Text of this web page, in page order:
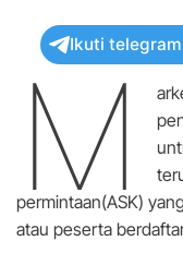
Ikuti
M
permintaan(ASK)
atau peserta